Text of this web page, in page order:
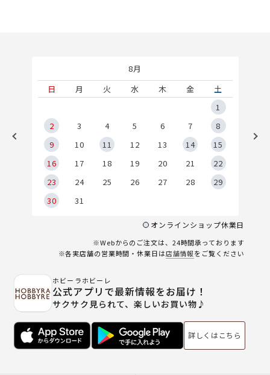
8月
日
月 火 水 木 金
土
1
2
3 4 5 6 7
8
9
10 11 12 13 14
15
16
17 18 19 20 21
22
23
24 25 26 27 28
29
30
31
オンラインショップ休業日
※Webからのご注文は、24時間承っております
※各実店舗の営業時間・休業日は店舗情報をご覧ください
ホビーラホビーレ
公式アプリで最新情報をお届け！
サクサク見られて、楽しいお買い物♪
詳しくはこちら